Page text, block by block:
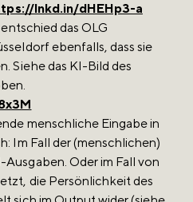
lnkd.in/dHEHp3-a
das OLG
ebenfalls, dass sie
Siehe das KI-Bild des
menschliche Eingabe in
Im Fall der (menschlichen)
Oder im Fall von
die Persönlichkeit des